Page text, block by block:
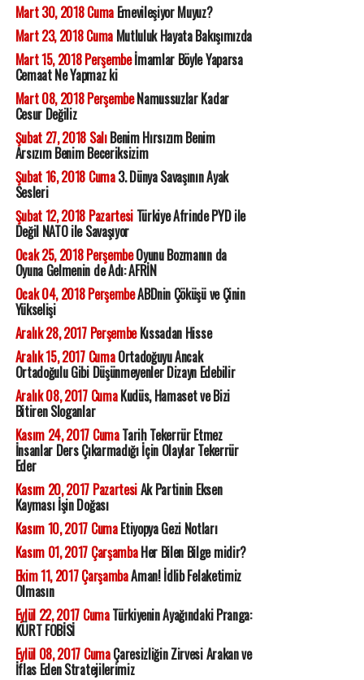
Mart 30, 2018 CumaEmevileşiyor Muyuz?
Mart 23, 2018 CumaMutluluk Hayata Bakışımızda
Mart 15, 2018 Perşembeİmamlar Böyle Yaparsa
Cemaat Ne Yapmaz ki
Mart 08, 2018 PerşembeNamussuzlar Kadar
Cesur Değiliz
Şubat 27, 2018 SalıBenim Hırsızım Benim
Arsızım Benim Beceriksizim
Şubat 16, 2018 Cuma3. Dünya Savaşının Ayak
Sesleri
Şubat 12, 2018 PazartesiTürkiye Afrinde PYD ile
Değil NATO ile Savaşıyor
Ocak 25, 2018 PerşembeOyunu Bozmanın da
Oyuna Gelmenin de Adı: AFRİN
Ocak 04, 2018 PerşembeABDnin Çöküşü ve Çinin
Yükselişi
Aralık 28, 2017 PerşembeKıssadan Hisse
Aralık 15, 2017 CumaOrtadoğuyu Ancak
Ortadoğulu Gibi Düşünmeyenler Dizayn Edebilir
Aralık 08, 2017 CumaKudüs, Hamaset ve Bizi
Bitiren Sloganlar
Kasım 24, 2017 CumaTarih Tekerrür Etmez
İnsanlar Ders Çıkarmadığı İçin Olaylar Tekerrür
Eder
Kasım 20, 2017 PazartesiAk Partinin Eksen
Kayması İşin Doğası
Kasım 10, 2017 CumaEtiyopya Gezi Notları
Kasım 01, 2017 ÇarşambaHer Bilen Bilge midir?
Ekim 11, 2017 ÇarşambaAman! İdlib Felaketimiz
Olmasın
Eylül 22, 2017 CumaTürkiyenin Ayağındaki Pranga:
KÜRT FOBİSİ
Eylül 08, 2017 CumaÇaresizliğin Zirvesi Arakan ve
İflas Eden Stratejilerimiz